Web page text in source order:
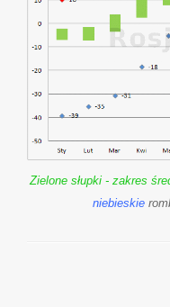
Zielone słupki - zakres
niebieskie